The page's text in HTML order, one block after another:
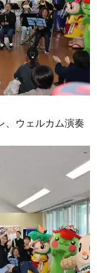
、ウェルカム演奏